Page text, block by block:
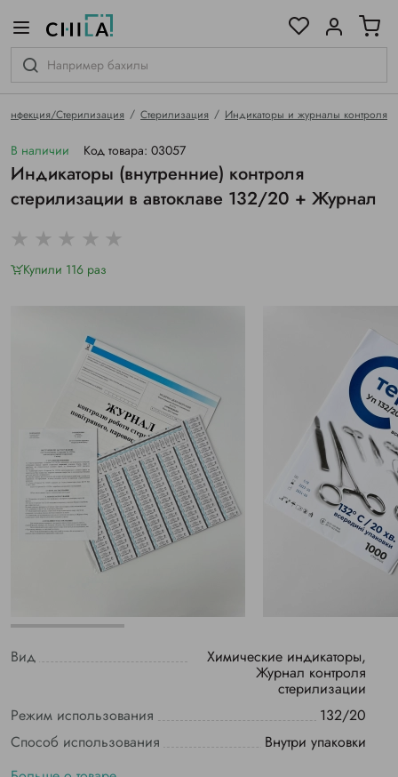
Стерилизация Стерилизация Индикаторы и журналы контроля
В наличии Код товара: 03057
Индикаторы (внутренние) контроля
стерилизации в автоклаве 132/20 + Журнал
Купили 116 раз
Вид Химические индикаторы,
Журнал контроля
стерилизации
Режим использования
132/20
Способ использования
Внутри упаковки
гамме